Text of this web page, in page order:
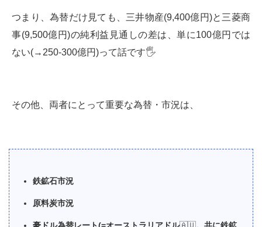
つまり、為替だけ見ても、三井物産(9,400億円)と三菱商
事(9,500億円)の純利益見通しの差は、単に100億円では
ない(→250-300億円)って話です🖐
その他、両者にとって重要な為替・市況は、
鉄鉱石市況
原料炭市況